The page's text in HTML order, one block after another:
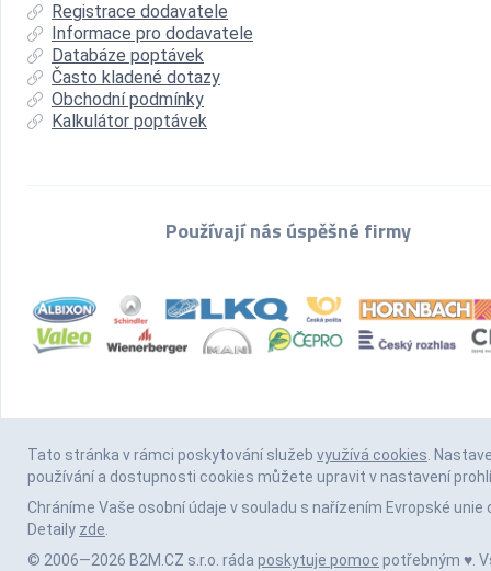
Registrace dodavatele
Informace pro dodavatele
Databáze poptávek
Často kladené dotazy
Obchodní podmínky
Kalkulátor poptávek
Používají nás úspěšné firmy
Tato stránka v rámci poskytování služeb využívá cookies.
používání a dostupnosti cookies můžete upravit v nastavení
Chráníme Vaše osobní údaje v souladu s nařízením Evropské unie
Detaily zde.
© 2006—2026 B2M.CZ s.r.o. ráda poskytuje pomoc potřebným ♥️.